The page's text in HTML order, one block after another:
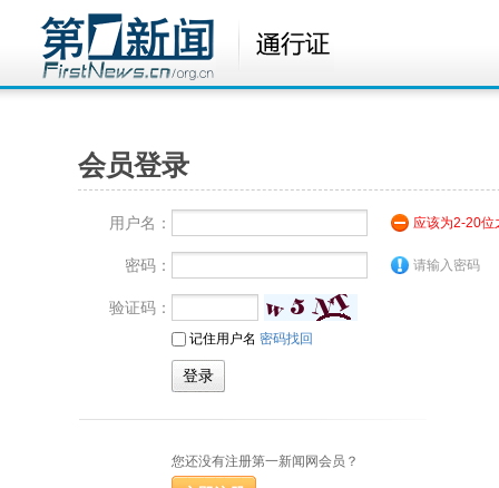
会员登录
用户名： 应该为2-20位
密码： 请输入密码
验证码：
记住用户名 密码找回
您还没有注册第一新闻网会员？